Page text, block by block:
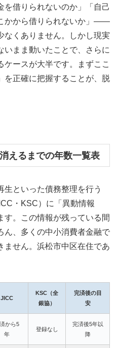
を借りられないのか」「自己
かから借りられないか」——
なくありません。しかし現実
いまま動いたことで、さらに
ースが大半です。まずここ
を正確に把握することが、脱
えるまでの年数一覧表
といった債務整理を行う
・KSC）に「異動情報
す。この情報が残っている間
ん、多くの中小消費者金融で
ません。浜松市中区在住であ
JICC
KSC（全
銀協）
完済後の目
安
から5
年
登録なし
完済後5年以
降